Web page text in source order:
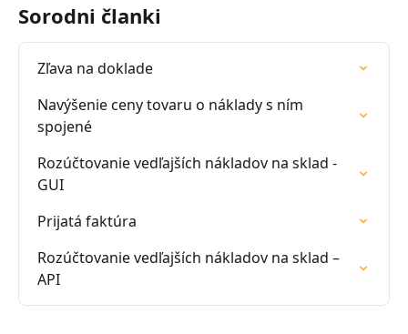
Sorodni članki
Zľava na doklade
Navýšenie ceny tovaru o náklady s ním
spojené
Rozúčtovanie vedľajších nákladov na sklad -
GUI
Prijatá faktúra
Rozúčtovanie vedľajších nákladov na sklad –
API